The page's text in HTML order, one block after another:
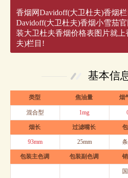
香烟网Davidoff(大卫杜夫)香烟
Davidoff(大卫杜夫)香烟小雪茄
装大卫杜夫香烟价格表图片就上
夫)栏目!
基本信
类型 焦油量 烟
混合型 1mg
烟长 过滤嘴长
93mm 25mm
包装主色调 包装副色调